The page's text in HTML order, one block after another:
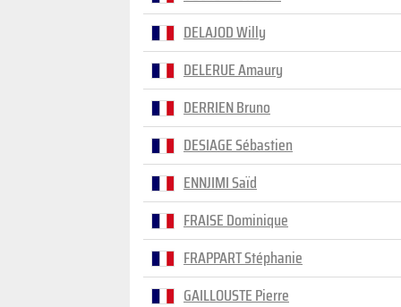
DELAJOD Willy
DELERUE Amaury
DERRIEN Bruno
DESIAGE Sébastien
ENNJIMI Saïd
FRAISE Dominique
FRAPPART Stéphanie
GAILLOUSTE Pierre